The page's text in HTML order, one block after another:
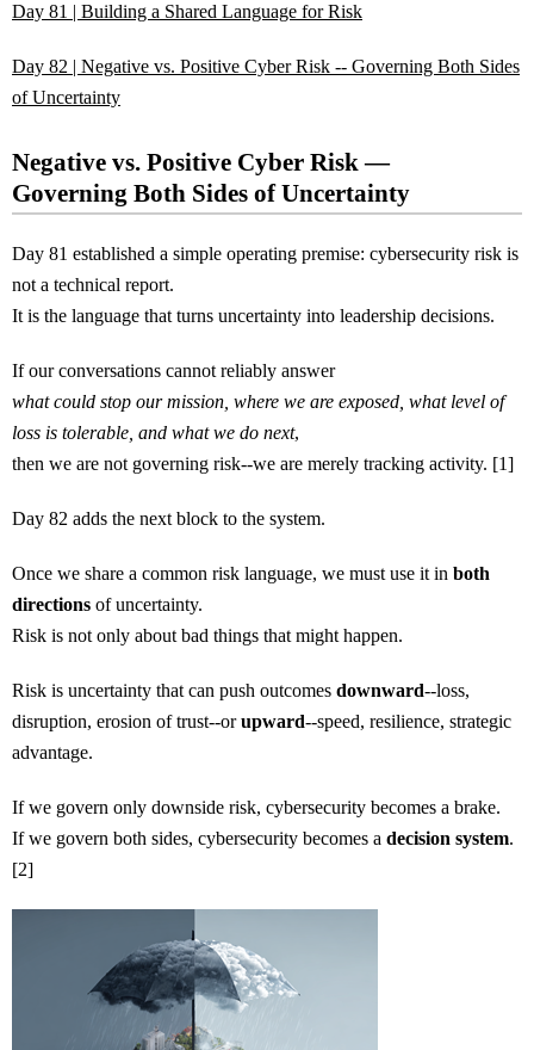
Day 81 | Building a Shared Language for Risk
Day 82 | Negative vs. Positive Cyber Risk -- Governing Both Sides
of Uncertainty
Negative vs. Positive Cyber Risk―
Governing Both Sides of Uncertainty
Day 81 established a simple operating premise: cybersecurity risk is
not a technical report.
It is the language that turns uncertainty into leadership decisions.
If our conversations cannot reliably answer
what could stop our mission, where we are exposed, what level of
loss is tolerable, and what we do next,
then we are not governing risk--we are merely tracking activity. [1]
Day 82 adds the next block to the system.
Once we share a common risk language, we must use it in both
directions of uncertainty.
Risk is not only about bad things that might happen.
Risk is uncertainty that can push outcomes downward--loss,
disruption, erosion of trust--orupward--speed, resilience, strategic
advantage.
If we govern only downside risk, cybersecurity becomes a brake.
If we govern both sides, cybersecurity becomes a decision system.
[2]